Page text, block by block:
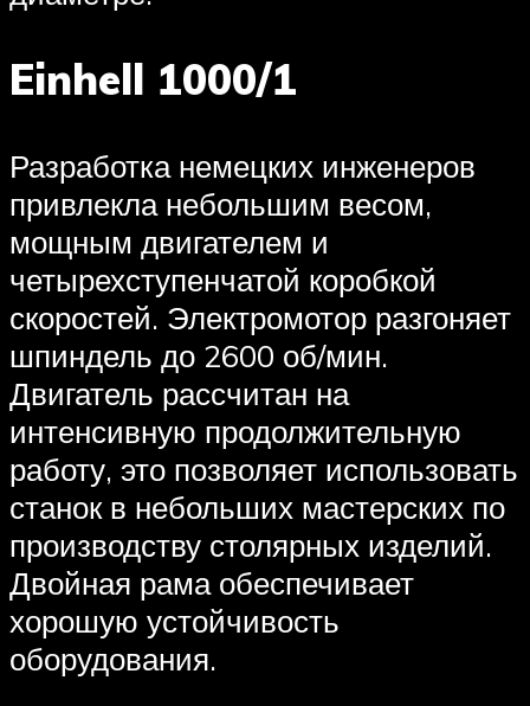
Einhell 1000/1
Разработка немецких инженеров
привлекла небольшим весом,
мощным двигателем и
четырехступенчатой коробкой
скоростей. Электромотор разгоняет
шпиндель до 2600 об/мин.
Двигатель рассчитан на
интенсивную продолжительную
работу, это позволяет использовать
станок в небольших мастерских по
производству столярных изделий.
Двойная рама обеспечивает
хорошую устойчивость
оборудования.